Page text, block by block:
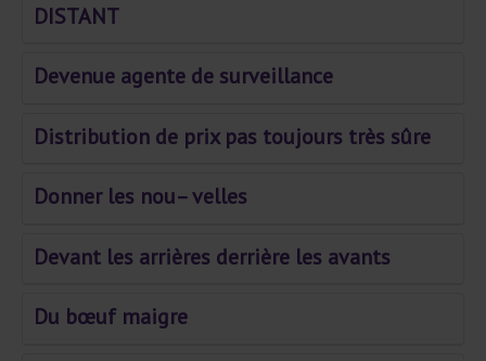
DISTANT
Devenue agente de surveillance
Distribution de prix pas toujours très sûre
Donner les nou– velles
Devant les arrières derrière les avants
Du bœuf maigre